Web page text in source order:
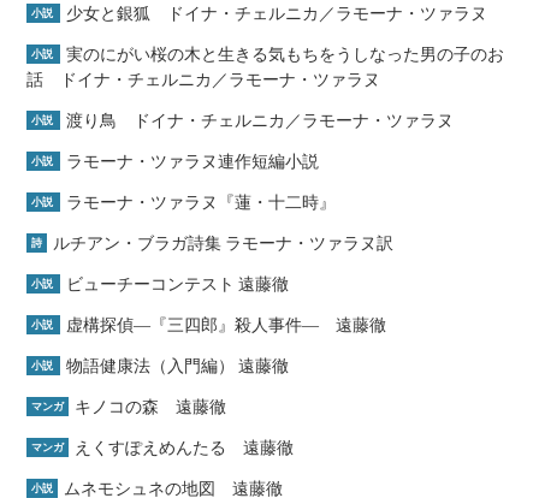
小説 少女と銀狐 ドイナ・チェルニカ／ラモーナ・ツァラヌ
小説
実のにがい桜の木と生きる気もちをうしなった男の子のお
話 ドイナ・チェルニカ／ラモーナ・ツァラヌ
小説 渡り鳥 ドイナ・チェルニカ／ラモーナ・ツァラヌ
小説 ラモーナ・ツァラヌ連作短編小説
小説 ラモーナ・ツァラヌ『蓮・十二時』
詩 ルチアン・ブラガ詩集 ラモーナ・ツァラヌ訳
小説 ビューチーコンテスト 遠藤徹
小説 虚構探偵―『三四郎』殺人事件― 遠藤徹
小説 物語健康法（入門編） 遠藤徹
マンガ キノコの森 遠藤徹
マンガ えくすぽえめんたる 遠藤徹
小説 ムネモシュネの地図 遠藤徹